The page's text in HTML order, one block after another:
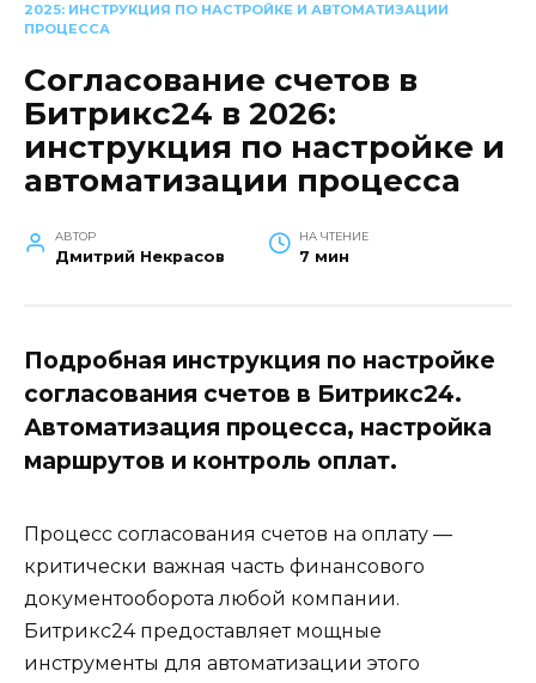
2025: ИНСТРУКЦИЯ ПО НАСТРОЙКЕ И АВТОМАТИЗАЦИИ
ПРОЦЕССА
Согласование счетов в
Битрикс24 в 2026:
инструкция по настройке и
автоматизации процесса
АВТОР
Дмитрий Некрасов
НА ЧТЕНИЕ
7 мин
Подробная инструкция по настройке
согласования счетов в Битрикс24.
Автоматизация процесса, настройка
маршрутов и контроль оплат.
Процесс согласования счетов на оплату —
критически важная часть финансового
документооборота любой компании.
Битрикс24 предоставляет мощные
инструменты для автоматизации этого